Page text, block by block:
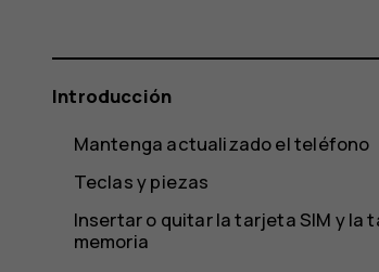
Introducción
Mantenga actualizado el teléfono
Teclas y piezas
Insertar o quitar la tarjeta SIM y la
memoria